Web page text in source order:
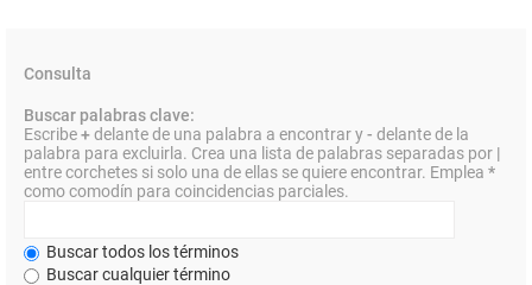
Consulta
Buscar palabras clave:
Escribe+delante de una palabra a encontrar y- delante de la
palabra para excluirla. Crea una lista de palabras separadas por |
entre corchetes si solo una de ellas se quiere encontrar. Emplea *
como comodín para coincidencias parciales.
Buscar todos los términos
Buscar cualquier término